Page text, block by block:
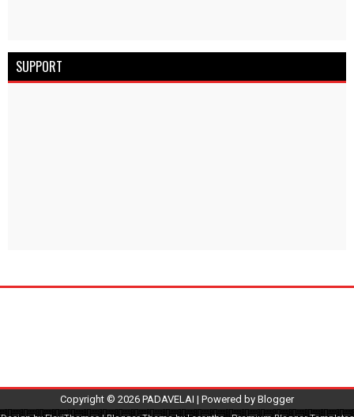
SUPPORT
Copyright © 2026 PADAVELAI | Powered by Blogger